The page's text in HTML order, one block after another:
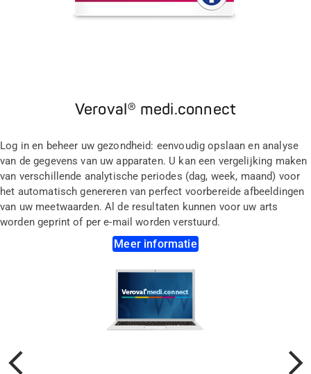
Veroval® medi.connect
Log in en beheer uw gezondheid: eenvoudig opslaan en analyse
van de gegevens van uw apparaten. U kan een vergelijking maken
van verschillende analytische periodes (dag, week, maand) voor
het automatisch genereren van perfect voorbereide afbeeldingen
van uw meetwaarden. Al de resultaten kunnen voor uw arts
worden geprint of per e-mail worden verstuurd.
Meer informatie
Vorige